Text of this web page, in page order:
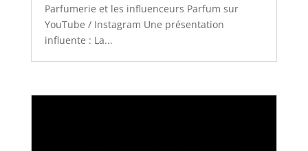
Parfumerie et les influenceurs Parfum sur
YouTube / Instagram Une présentation
influente : La...